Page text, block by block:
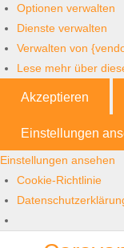
Optionen verwalten
Dienste verwalten
Verwalten von
Lese mehr über
Akzeptieren
Einstellungen
Einstellungen ansehen
Cookie-Richtlinie